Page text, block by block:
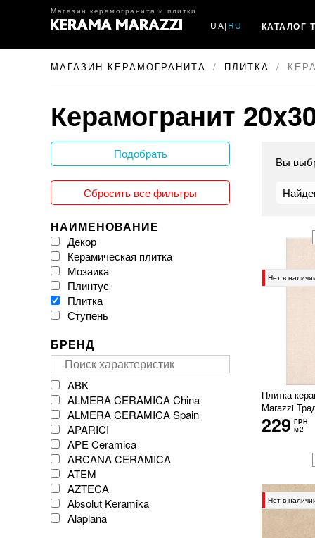
Магазин керамогранита и плитки
UA| RU КАТАЛОГ
МАГАЗИН КЕРАМОГРАНИТА ПЛИТКА
Керамогранит
Вы
Нет в
Плитка
Marazzi
229 ГРН
м2
Нет в
Подобрать
Сбросить все фильтры
НАИМЕНОВАНИЕ
Декор
Керамическая плитка
Мозаика
Плинтус
Плитка
Ступень
БРЕНД
ABK
ALMERA CERAMICA China
ALMERA CERAMICA Spain
APARICI
APE Ceramica
ARCANA CERAMICA
ATEM
AZTECA
Absolut Keramika
Alaplana